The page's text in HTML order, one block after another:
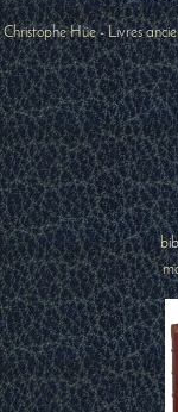
Christophe Hüe - Livres